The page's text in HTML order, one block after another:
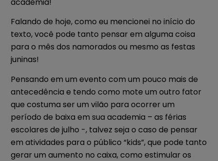
Falando de hoje, como eu mencionei no início do
texto, você pode tanto pensar em alguma coisa
para o mês dos namorados ou mesmo as festas
juninas!
Pensando em um evento com um pouco mais de
antecedência e tendo como mote um outro fator
que costuma ser um vilão para ocorrer um
período de baixa em sua academia – as férias
escolares de julho -, talvez seja o caso de pensar
em atividades para o público “kids”, que pode tanto
gerar um aumento no caixa, como estimular os